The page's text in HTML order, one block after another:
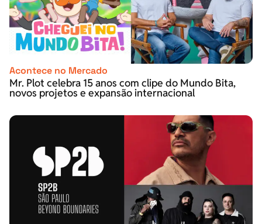
Acontece no Mercado
Mr. Plot celebra 15 anos com clipe do Mundo Bita,
novos projetos e expansão internacional